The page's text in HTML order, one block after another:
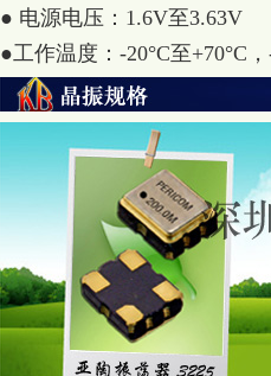
● 电源电压：1.6V至3.63V
●工作温度：-20°C至+70°C，